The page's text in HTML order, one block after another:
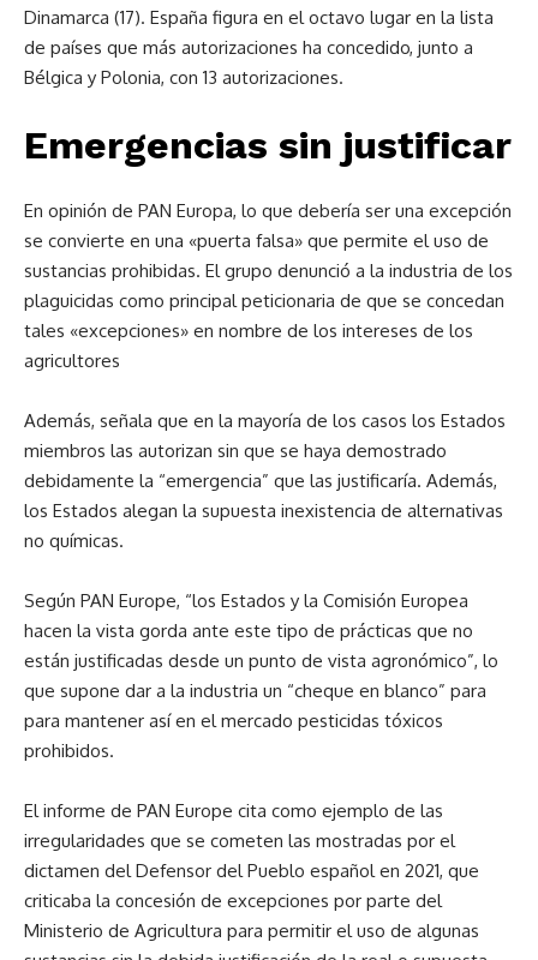
Dinamarca (17). España figura en el octavo lugar en la lista
de países que más autorizaciones ha concedido, junto a
Bélgica y Polonia, con 13 autorizaciones.
Emergencias sin justificar
En opinión de PAN Europa, lo que debería ser una excepción
se convierte en una «puerta falsa» que permite el uso de
sustancias prohibidas. El grupo denunció a la industria de los
plaguicidas como principal peticionaria de que se concedan
tales «excepciones» en nombre de los intereses de los
agricultores
Además, señala que en la mayoría de los casos los Estados
miembros las autorizan sin que se haya demostrado
debidamente la “emergencia” que las justificaría. Además,
los Estados alegan la supuesta inexistencia de alternativas
no químicas.
Según PAN Europe, “los Estados y la Comisión Europea
hacen la vista gorda ante este tipo de prácticas que no
están justificadas desde un punto de vista agronómico”, lo
que supone dar a la industria un “cheque en blanco” para
para mantener así en el mercado pesticidas tóxicos
prohibidos.
El informe de PAN Europe cita como ejemplo de las
irregularidades que se cometen las mostradas por el
dictamen del Defensor del Pueblo español en 2021, que
criticaba la concesión de excepciones por parte del
Ministerio de Agricultura para permitir el uso de algunas